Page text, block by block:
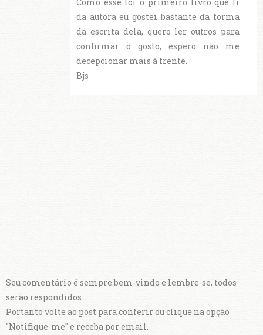
da autora eu gostei bastante da forma
da escrita dela, quero ler outros para
confirmar o gosto, espero não me
decepcionar mais à frente.
Bjs
Seu comentário é sempre bem-vindo e lembre-se, todos
serão respondidos.
Portanto volte ao post para conferir ou clique na opção
"Notifique-me" e receba por email.